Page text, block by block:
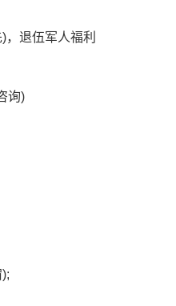
退伍军人福利
询)